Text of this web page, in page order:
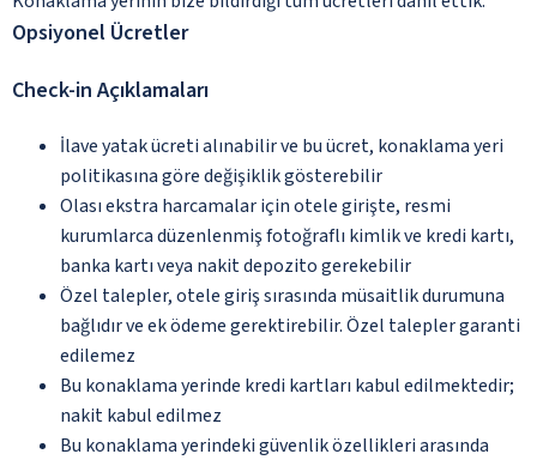
Opsiyonel Ücretler
Check-in Açıklamaları
İlave yatak ücreti alınabilir ve bu ücret, konaklama yeri
politikasına göre değişiklik gösterebilir
Olası ekstra harcamalar için otele girişte, resmi
kurumlarca düzenlenmiş fotoğraflı kimlik ve kredi kartı,
banka kartı veya nakit depozito gerekebilir
Özel talepler, otele giriş sırasında müsaitlik durumuna
bağlıdır ve ek ödeme gerektirebilir. Özel talepler garanti
edilemez
Bu konaklama yerinde kredi kartları kabul edilmektedir;
nakit kabul edilmez
Bu konaklama yerindeki güvenlik özellikleri arasında